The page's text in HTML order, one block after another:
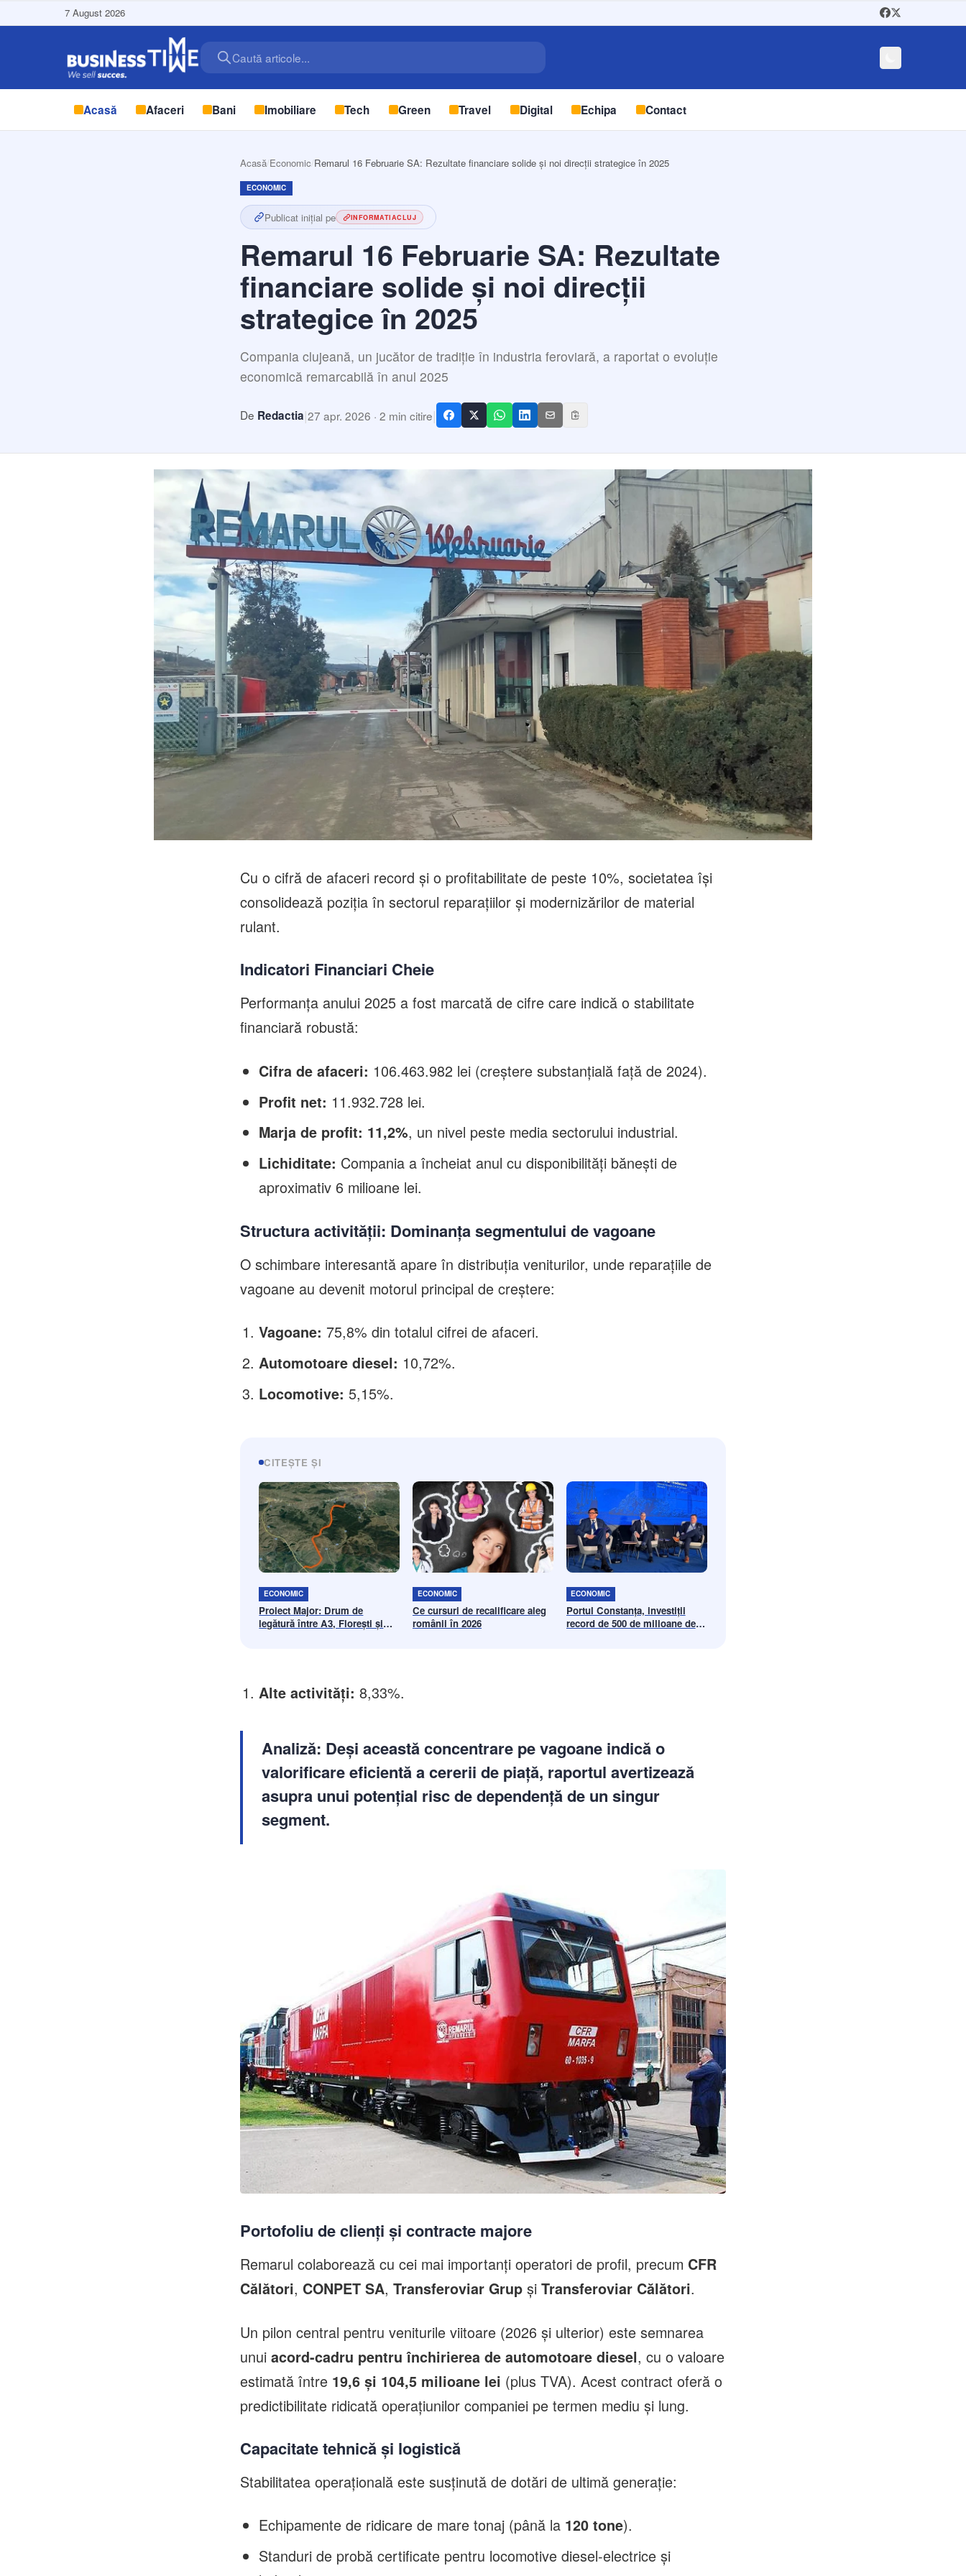
7 August 2026
Caută articole...
Acasă Afaceri Bani Imobiliare Tech Green Travel Digital Echipa Contact
Acasă/Economic/Remarul 16 Februarie SA: Rezultate financiare solide și noi direcții strategice în 2025
ECONOMIC
Publicat inițial pe INFORMATIACLUJ
Remarul 16 Februarie SA: Rezultate
financiare solide și noi direcții
strategice în 2025
Compania clujeană, un jucător de tradiție în industria feroviară, a raportat o evoluție
economică remarcabilă în anul 2025
De Redactia|27 apr. 2026 · 2 min citire|
Cu o cifră de afaceri record și o profitabilitate de peste 10%, societatea își
consolidează poziția în sectorul reparațiilor și modernizărilor de material
rulant.
Indicatori Financiari Cheie
Performanța anului 2025 a fost marcată de cifre care indică o stabilitate
financiară robustă:
Cifra de afaceri: 106.463.982 lei (creștere substanțială față de 2024).
Profit net: 11.932.728 lei.
Marja de profit: 11,2%, un nivel peste media sectorului industrial.
Lichiditate: Compania a încheiat anul cu disponibilități bănești de
aproximativ 6 milioane lei.
Structura activității: Dominanța segmentului de vagoane
O schimbare interesantă apare în distribuția veniturilor, unde reparațiile de
vagoane au devenit motorul principal de creștere:
Vagoane: 75,8% din totalul cifrei de afaceri.
Automotoare diesel: 10,72%.
Locomotive: 5,15%.
CITEȘTE ȘI
ECONOMIC
Proiect Major: Drum de
legătură între A3, Florești și
ECONOMIC
Ce cursuri de recalificare aleg
românii în 2026
ECONOMIC
Portul Constanța, investiții
record de 500 de milioane de
Alte activități: 8,33%.
Analiză: Deși această concentrare pe vagoane indică o
valorificare eficientă a cererii de piață, raportul avertizează
asupra unui potențial risc de dependență de un singur
segment.
Portofoliu de clienți și contracte majore
Remarul colaborează cu cei mai importanți operatori de profil, precum CFR
Călători, CONPET SA, Transferoviar Grup și Transferoviar Călători.
Un pilon central pentru veniturile viitoare (2026 și ulterior) este semnarea
unui acord-cadru pentru închirierea de automotoare diesel, cu o valoare
estimată între 19,6 și 104,5 milioane lei (plus TVA). Acest contract oferă o
predictibilitate ridicată operațiunilor companiei pe termen mediu și lung.
Capacitate tehnică și logistică
Stabilitatea operațională este susținută de dotări de ultimă generație:
Echipamente de ridicare de mare tonaj (până la 120 tone).
Standuri de probă certificate pentru locomotive diesel-electrice și